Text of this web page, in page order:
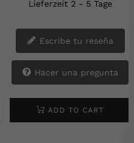
Lieferzeit 2 - 5 Tage
Escribe tu reseña
Hacer una pregunta
ADD TO CART